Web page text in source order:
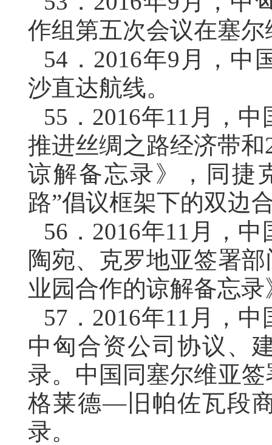
作组第五次会议在塞
54． 2016年9月，中
沙直达航线。
55． 2016年11月，
推进丝绸之路经济带
谅解备忘录》，同捷
路”倡议框架下的双边
56． 2016年11月，
陶宛、克罗地亚签署
业园合作的谅解备忘录
57． 2016年11月，
中匈合资公司协议、
录。中国同塞尔维亚
格莱德—旧帕佐瓦段
录。